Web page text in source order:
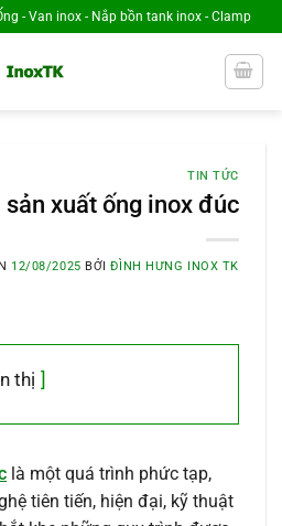
- Van inox - Nắp bồn tank inox - Clamp
TIN TỨC
sản xuất ống inox đúc
12/08/2025 BỞIĐÌNH HƯNG INOX TK
thị
là một quá trình phức tạp,
tiên tiến, hiện đại, kỹ thuật